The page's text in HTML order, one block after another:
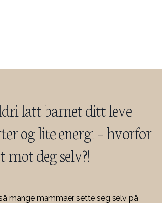
latt barnet ditt leve
og lite energi – hvorfor
mot deg selv?!
mange mammaer sette seg selv på